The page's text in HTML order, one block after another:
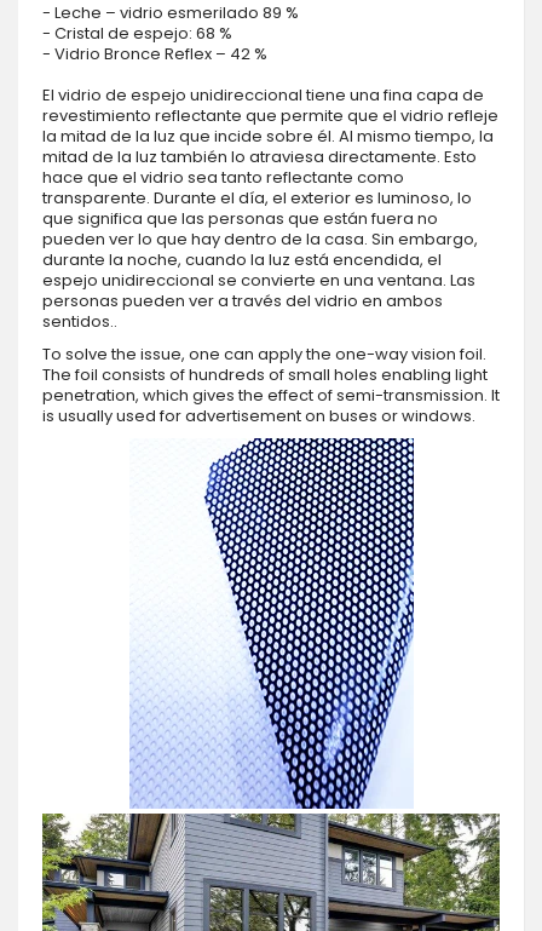
- Leche – vidrio esmerilado 89 %
- Cristal de espejo: 68 %
- Vidrio Bronce Reflex – 42 %
El vidrio de espejo unidireccional tiene una fina capa de
revestimiento reflectante que permite que el vidrio refleje
la mitad de la luz que incide sobre él. Al mismo tiempo, la
mitad de la luz también lo atraviesa directamente. Esto
hace que el vidrio sea tanto reflectante como
transparente. Durante el día, el exterior es luminoso, lo
que significa que las personas que están fuera no
pueden ver lo que hay dentro de la casa. Sin embargo,
durante la noche, cuando la luz está encendida, el
espejo unidireccional se convierte en una ventana. Las
personas pueden ver a través del vidrio en ambos
sentidos..
To solve the issue, one can apply the one-way vision foil.
The foil consists of hundreds of small holes enabling light
penetration, which gives the effect of semi-transmission. It
is usually used for advertisement on buses or windows.